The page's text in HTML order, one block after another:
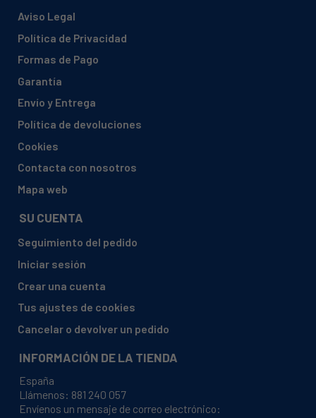
BALAY, 3TS81101A/20
BALAY, 3TS81101A/21
BALAY, 3TS81101A/23
BALAY, 3TS81101A/24
BALAY, 3TS84100A/05
BALAY, 3TS84100A/07
BALAY, 3TS84100A/11
BALAY, 3TS84100A/12
BALAY, 3TS84101A/20
BALAY, 3TS84101A/21
BALAY, 3TS84101A/23
Aviso Legal
Política de Privacidad
Formas de Pago
Garantía
Envío y Entrega
Política de devoluciones
Cookies
Contacta con nosotros
Mapa web
SU CUENTA
Seguimiento del pedido
Iniciar sesión
Crear una cuenta
Tus ajustes de cookies
Cancelar o devolver un pedido
INFORMACIÓN DE LA TIENDA
España
Llámenos: 881 240 057
Envíenos un mensaje de correo electrónico: